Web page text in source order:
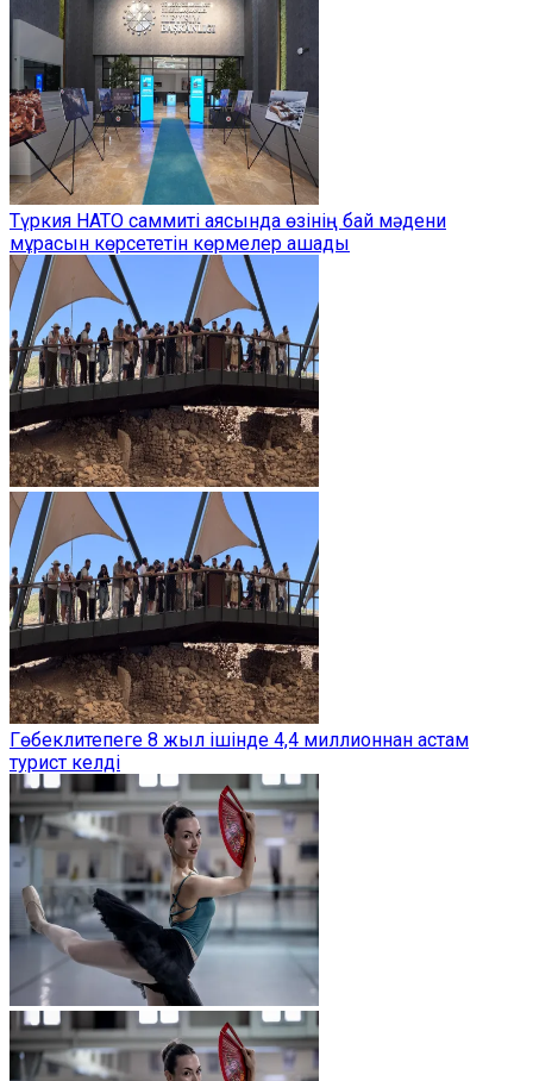
Түркия НАТО саммиті аясында өзінің бай мәдени
мұрасын көрсететін көрмелер ашады
Гөбеклитепеге 8 жыл ішінде 4,4 миллионнан астам
турист келді